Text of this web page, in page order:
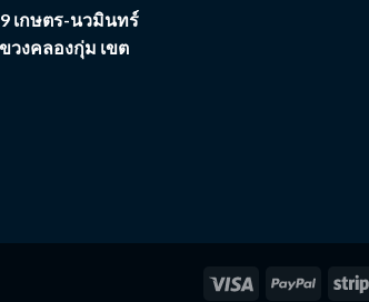
เกษตร-นวมินทร์
งคลองกุ่ม เขต